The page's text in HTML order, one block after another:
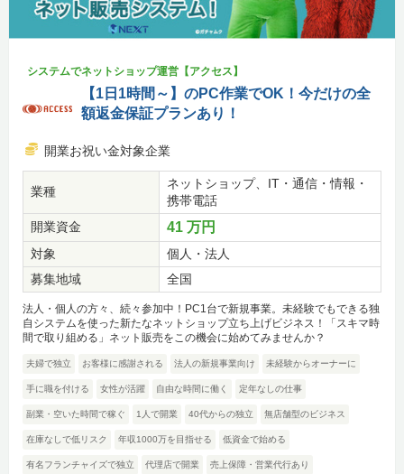
システムでネットショップ運営【アクセス】
【1日1時間～】のPC作業でOK！今だけの全
額返金保証プランあり！
開業お祝い金対象企業
業種
ネットショップ、IT・通信・情報・
携帯電話
開業資金
41 万円
対象
個人・法人
募集地域
全国
法人・個人の方々、続々参加中！PC1台で新規事業。未経験でもできる独
自システムを使った新たなネットショップ立ち上げビジネス！「スキマ時
間で取り組める」ネット販売をこの機会に始めてみませんか？
夫婦で独立 お客様に感謝される 法人の新規事業向け 未経験からオーナーに
手に職を付ける 女性が活躍 自由な時間に働く 定年なしの仕事
副業・空いた時間で稼ぐ 1人で開業 40代からの独立 無店舗型のビジネス
在庫なしで低リスク 年収1000万を目指せる 低資金で始める
有名フランチャイズで独立 代理店で開業 売上保障・営業代行あり